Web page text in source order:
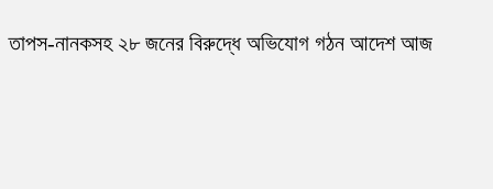
তাপস-নানকসহ ২৮ জনের বিরুদ্ধে অভিযোগ গঠন আদেশ আজ